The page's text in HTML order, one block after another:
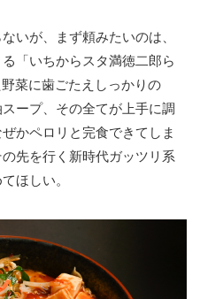
いが、まず頼みたいのは、
「いちからスタ満徳二郎ら
菜に歯ごたえしっかりの
ープ、その全てが上手に調
かペロリと完食できてしま
先を行く新時代ガッツリ系
ほしい。